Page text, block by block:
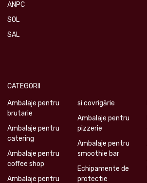
ANPC
SOL
SAL
CATEGORII
Ambalaje pentru
brutarie
Ambalaje pentru
catering
Ambalaje pentru
coffee shop
Ambalaje pentru
si covrigărie
Ambalaje pentru
pizzerie
Ambalaje pentru
smoothie bar
Echipamente de
protectie